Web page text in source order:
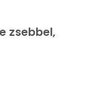
zsebbel,